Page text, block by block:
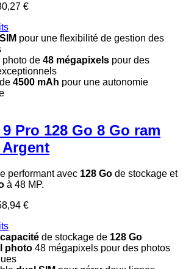
€
pour une flexibilité de gestion des
de 48 mégapixels pour des
4500 mAh pour une autonomie
Pro 128 Go 8 Go ram
performant avec 128 Go de stockage et
à 48 MP.
€
de stockage de 128 Go
photo 48 mégapixels pour des photos